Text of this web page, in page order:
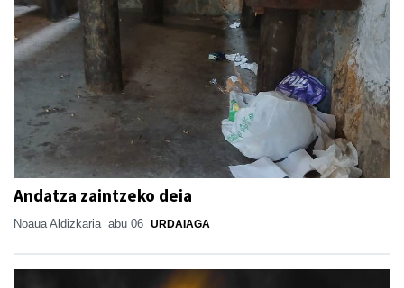
Andatza zaintzeko deia
Noaua Aldizkaria abu 06 URDAIAGA